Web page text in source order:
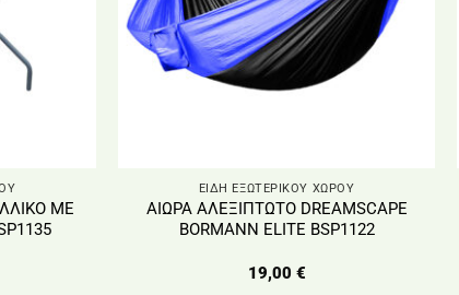
ΜΕ
ΕΙΔΗ ΕΞΩΤΕΡΙΚΟΥ ΧΩΡΟΥ
ΑΙΩΡΑ ΑΛΕΞΙΠΤΩΤΟ DREAMSCAPE
BORMANN ELITE BSP1122
19,00 €